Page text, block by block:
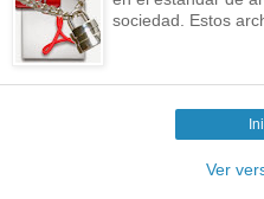
sociedad. Estos
Ver